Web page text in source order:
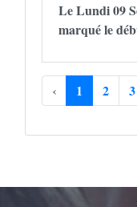
Le Lundi 09
marqué le
‹ 1 2 3